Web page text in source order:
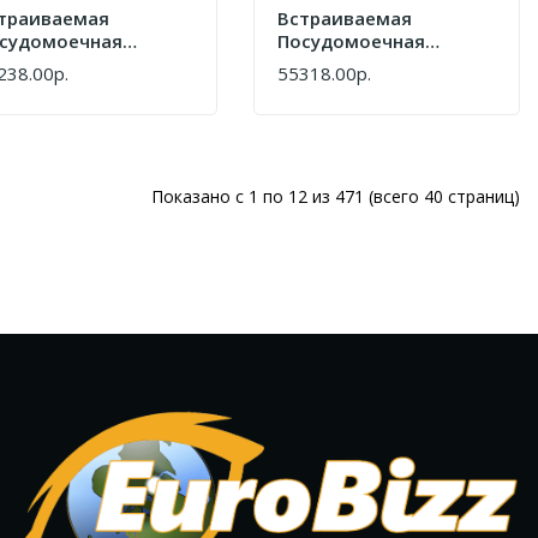
Bosch
Встраиваемая
Посудомоечная
Машина Bosch
SPV4EMX61E
55318.00р.
КУПИТЬ
Показано с 1 по 12 из 471 (всего 40 страниц)